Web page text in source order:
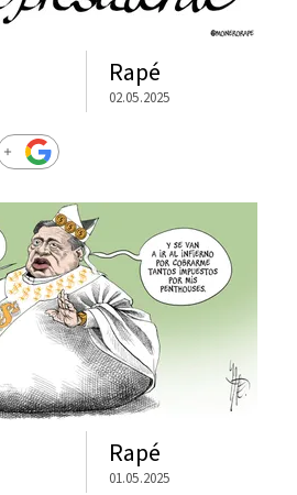
Rapé
02.05.2025
Rapé
01.05.2025